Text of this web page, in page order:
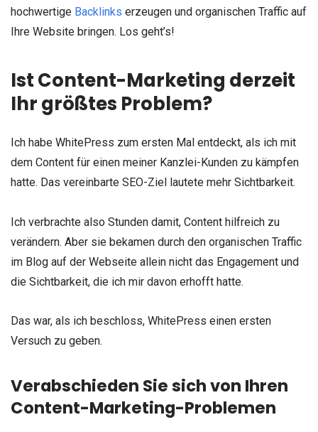
hochwertige Backlinks erzeugen und organischen Traffic auf
Ihre Website bringen. Los geht’s!
Ist Content-Marketing derzeit
Ihr größtes Problem?
Ich habe WhitePress zum ersten Mal entdeckt, als ich mit
dem Content für einen meiner Kanzlei-Kunden zu kämpfen
hatte. Das vereinbarte SEO-Ziel lautete mehr Sichtbarkeit.
Ich verbrachte also Stunden damit, Content hilfreich zu
verändern. Aber sie bekamen durch den organischen Traffic
im Blog auf der Webseite allein nicht das Engagement und
die Sichtbarkeit, die ich mir davon erhofft hatte.
Das war, als ich beschloss, WhitePress einen ersten
Versuch zu geben.
Verabschieden Sie sich von Ihren
Content-Marketing-Problemen